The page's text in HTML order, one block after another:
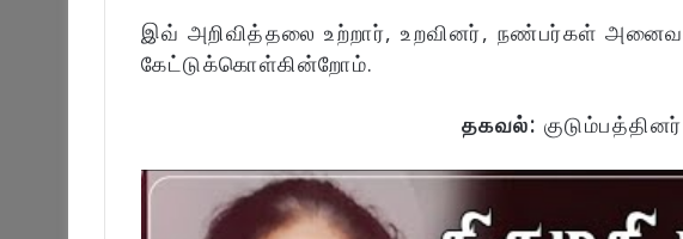
இவ் அறிவித்தலை உற்றார், உறவினர், நண்பர்கள்
கேட்டுக்கொள்கின்றோம்.
தகவல்: குடும்பத்தினர்